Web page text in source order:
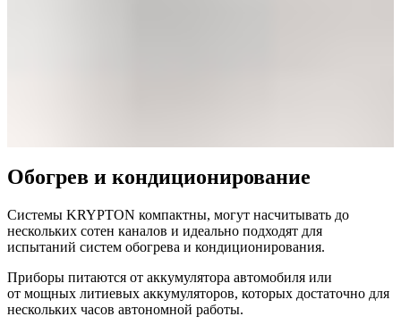
Обогрев и кондиционирование
Системы KRYPTON компактны, могут насчитывать до
нескольких сотен каналов и идеально подходят для
испытаний систем обогрева и кондиционирования.
Приборы питаются от аккумулятора автомобиля или
от мощных литиевых аккумуляторов, которых достаточно для
нескольких часов автономной работы.